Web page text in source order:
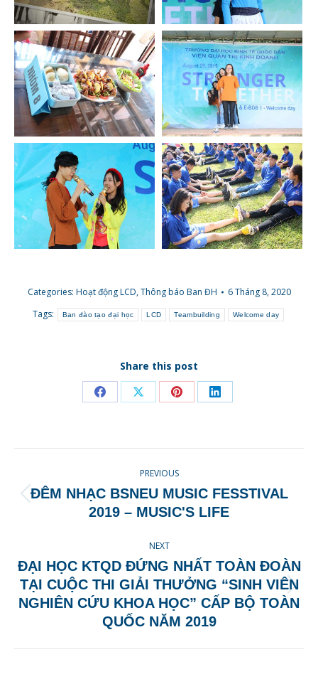
Categories: Hoạt động LCD,Thông báo Ban ĐH
6 Tháng 8, 2020
Tags:
Ban đào tạo đại học LCD Teambuilding Welcome day
Share this post
Share Share Share Share
NAVIGATION
PREVIOUS
Previous
post:
ĐÊM NHẠC BSNEU MUSIC FESSTIVAL
2019 – MUSIC'S LIFE
NEXT
Next
post:
ĐẠI HỌC KTQD ĐỨNG NHẤT TOÀN ĐOÀN
TẠI CUỘC THI GIẢI THƯỞNG “SINH VIÊN
NGHIÊN CỨU KHOA HỌC” CẤP BỘ TOÀN
QUỐC NĂM 2019